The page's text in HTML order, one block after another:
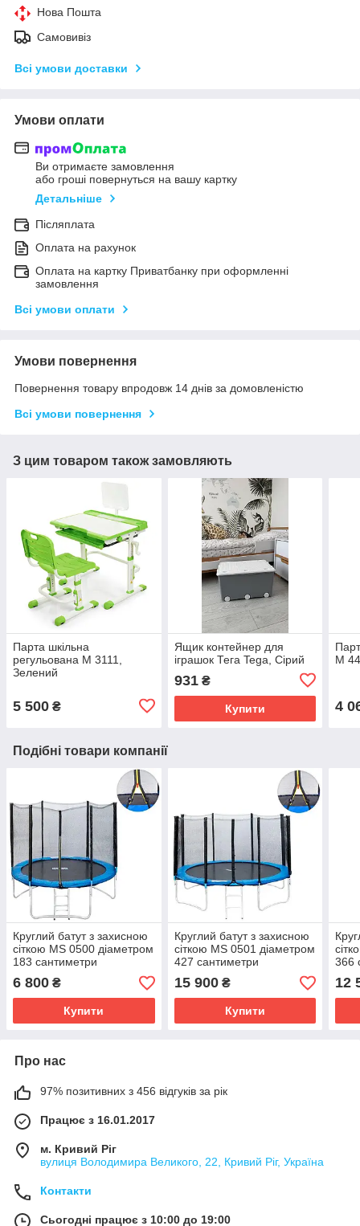
Нова Пошта
Самовивіз
Всі умови доставки
Умови оплати
Ви отримаєте замовлення
або гроші повернуться на вашу картку
Детальніше
Післяплата
Оплата на рахунок
Оплата на картку Приватбанку при оформленні
замовлення
Всі умови оплати
Умови повернення
Повернення товару впродовж 14 днів за домовленістю
Всі умови повернення
З цим товаром також замовляють
Парта шкільна
регульована M 3111,
Зелений
5 500 ₴
Ящик контейнер для
іграшок Тега Tega, Сірий
931₴
Купити
M
4
Подібні товари компанії
Круглий батут з захисною
сіткою MS 0500 діаметром
183 сантиметри
6 800 ₴
Купити
Круглий батут з захисною
сіткою MS 0501 діаметром
427 сантиметри
15 900₴
Купити
366
12
Про нас
97% позитивних з 456 відгуків за рік
Працює з 16.01.2017
м. Кривий Ріг
вулиця Володимира Великого, 22, Кривий Ріг, Україна
Контакти
Сьогодні працює з 10:00 до 19:00